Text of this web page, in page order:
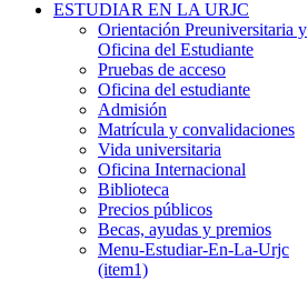
ESTUDIAR EN LA URJC
Orientación Preuniversitaria y
Oficina del Estudiante
Pruebas de acceso
Oficina del estudiante
Admisión
Matrícula y convalidaciones
Vida universitaria
Oficina Internacional
Biblioteca
Precios públicos
Becas, ayudas y premios
Menu-Estudiar-En-La-Urjc
(item1)